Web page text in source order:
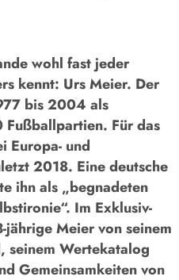
wohl fast jeder
kennt: Urs Meier. Der
bis 2004 als
Für das
Europa- und
2018. Eine deutsche
ihn als „begnadeten
Im Exklusiv-
Meier von seinem
seinem Wertekatalog
Gemeinsamkeiten von